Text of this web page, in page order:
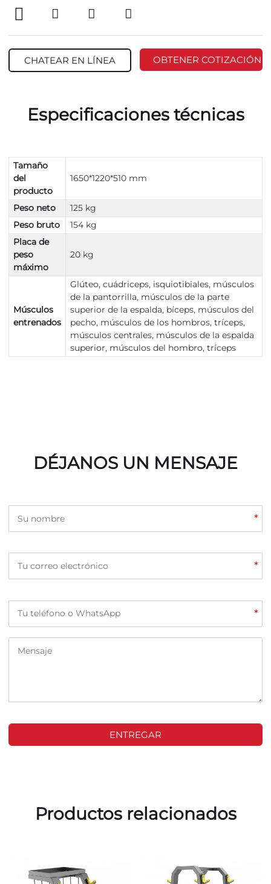
CHATEAR EN LÍNEA OBTENER COTIZACIÓN
Especificaciones técnicas
Tamaño
del
producto
1650*1220*510 mm
Peso neto
125 kg
Peso bruto
154 kg
Placa de
peso
máximo
20 kg
Músculos
entrenados
Glúteo, cuádriceps, isquiotibiales, músculos
de la pantorrilla, músculos de la parte
superior de la espalda, bíceps, músculos del
pecho, músculos de los hombros, tríceps,
músculos centrales, músculos de la espalda
superior, músculos del hombro, tríceps
DÉJANOS UN MENSAJE
*
*
*
ENTREGAR
Productos relacionados